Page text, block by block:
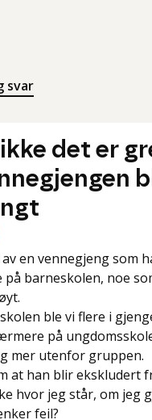
svar
det er
av en vennegjeng som
på barneskolen, noe
ble vi flere i
på
mer utenfor gruppen.
at han blir ekskludert
hvor jeg står, om jeg
feil?